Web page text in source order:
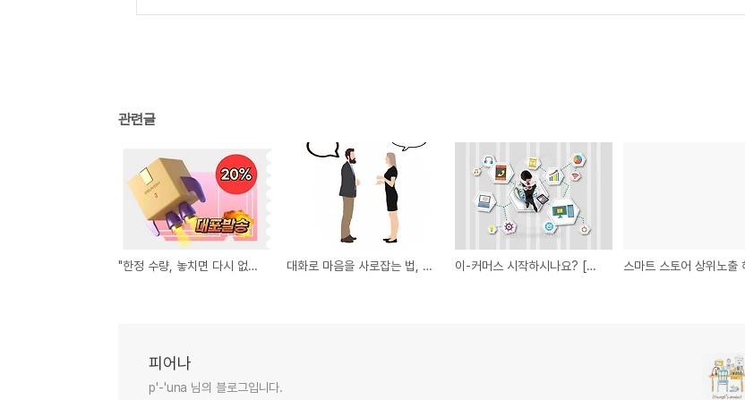
관련글
"한정 수량, 놓치면 다시 없어요!" 구매 욕구를 불러일으키는 심리 대화로 마음을 사로잡는 법, 그들만 아는 스킬 대공개! 이-커머스 시작하시나요? [상품 소싱]을 위한 팁 알려 드릴께요
피어나
p'-'una 님의 블로그입니다.